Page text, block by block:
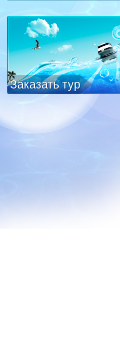
Заказать тур